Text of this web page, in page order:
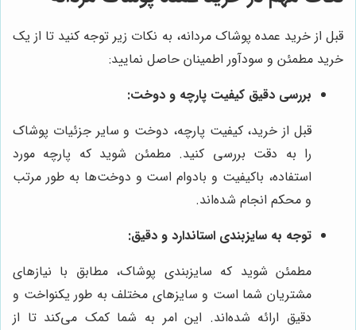
قبل از خرید عمده پوشاک مردانه، به نکات زیر توجه کنید تا از یک
خرید مطمئن و سودآور اطمینان حاصل نمایید:
بررسی دقیق کیفیت پارچه و دوخت:
قبل از خرید، کیفیت پارچه، دوخت و سایر جزئیات پوشاک
را به دقت بررسی کنید. مطمئن شوید که پارچه مورد
استفاده، باکیفیت و بادوام است و دوخت‌ها به طور مرتب
و محکم انجام شده‌اند.
توجه به سایزبندی استاندارد و دقیق:
مطمئن شوید که سایزبندی پوشاک، مطابق با نیازهای
مشتریان شما است و سایزهای مختلف به طور یکنواخت و
دقیق ارائه شده‌اند. این امر به شما کمک می‌کند تا از